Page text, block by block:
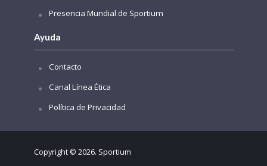
Presencia Mundial de Sportium
Ayuda
Contacto
Canal Línea Ética
Política de Privacidad
Copyright © 2026. Sportium